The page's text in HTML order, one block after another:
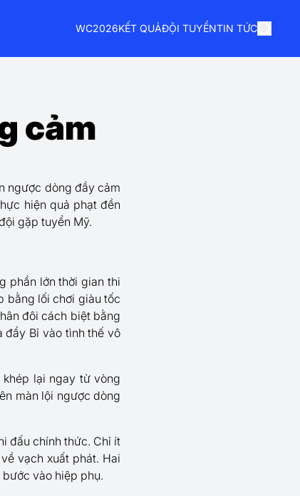
WC2026KẾT QUẢĐỘI TUYỂNTIN TỨC
cảm
ngược dòng đầy cảm
hiện quả phạt đền
gặp tuyển Mỹ.
phần lớn thời gian thi
bằng lối chơi giàu tốc
đôi cách biệt bằng
đẩy Bỉ vào tình thế vô
khép lại ngay từ vòng
màn lội ngược dòng
đấu chính thức. Chỉ ít
vạch xuất phát. Hai
vào hiệp phụ.